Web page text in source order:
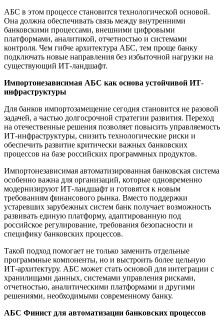
АБС в этом процессе становится технологической основой.
Она должна обеспечивать связь между внутренними
банковскими процессами, внешними цифровыми
платформами, аналитикой, отчетностью и системами
контроля. Чем гибче архитектура АБС, тем проще банку
подключать новые направления без избыточной нагрузки на
существующий ИТ-ландшафт.
Импортонезависимая АБС как основа устойчивой ИТ-
инфраструктуры
Для банков импортозамещение сегодня становится не разовой
задачей, а частью долгосрочной стратегии развития. Переход
на отечественные решения позволяет повысить управляемость
ИТ-инфраструктуры, снизить технологические риски и
обеспечить развитие критически важных банковских
процессов на базе российских программных продуктов.
Импортонезависимая автоматизированная банковская система
особенно важна для организаций, которые одновременно
модернизируют ИТ-ландшафт и готовятся к новым
требованиям финансового рынка. Вместо поддержки
устаревших зарубежных систем банк получает возможность
развивать единую платформу, адаптированную под
российское регулирование, требования безопасности и
специфику банковских процессов.
Такой подход помогает не только заменить отдельные
программные компоненты, но и выстроить более цельную
ИТ-архитектуру. АБС может стать основой для интеграции с
хранилищами данных, системами управления рисками,
отчетностью, аналитическими платформами и другими
решениями, необходимыми современному банку.
АБС Финист для автоматизации банковских процессов